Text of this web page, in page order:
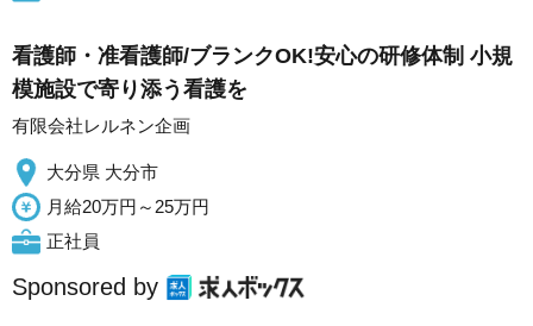
看護師・准看護師/ブランクOK!安心の研修体制 小規
模施設で寄り添う看護を
有限会社レルネン企画
大分県 大分市
月給20万円～25万円
正社員
Sponsored by